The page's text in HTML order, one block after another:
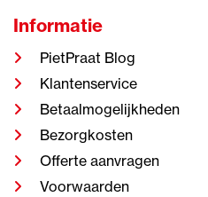
Informatie
PietPraat Blog
Klantenservice
Betaalmogelijkheden
Bezorgkosten
Offerte aanvragen
Voorwaarden